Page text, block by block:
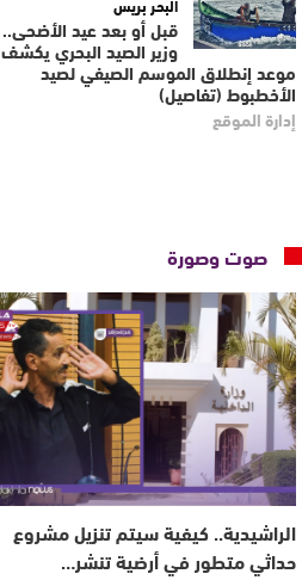
قبل أو بعد عيد الأضحى..
وزير الصيد البحري يكشف
موعد إنطلاق الموسم الصيفي لصيد
الأخطبوط (تفاصيل)
إدارة الموقع
صوت وصورة
الراشيدية.. كيفية سيتم تنزيل مشروع
حداثي متطور في أرضية تنشر…